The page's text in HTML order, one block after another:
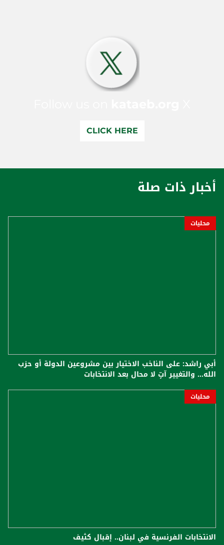
CLICK HERE
أخبار ذات صلة
محليات
أبي راشد: على الناخب الاختيار بين مشروعين الدولة أو حزب
الله... والتغيير آتٍ لا محال بعد الانتخابات
محليات
الانتخابات الفرنسية في لبنان.. إقبال كثيف